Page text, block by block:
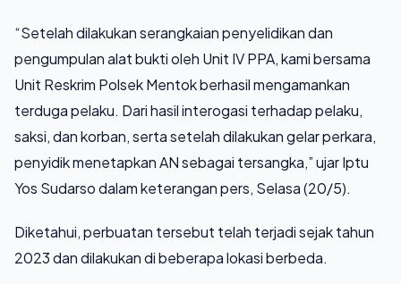
“Setelah dilakukan serangkaian penyelidikan dan
pengumpulan alat bukti oleh Unit IV PPA, kami bersama
Unit Reskrim Polsek Mentok berhasil mengamankan
terduga pelaku. Dari hasil interogasi terhadap pelaku,
saksi, dan korban, serta setelah dilakukan gelar perkara,
penyidik menetapkan AN sebagai tersangka,” ujar Iptu
Yos Sudarso dalam keterangan pers, Selasa (20/5).
Diketahui, perbuatan tersebut telah terjadi sejak tahun
2023 dan dilakukan di beberapa lokasi berbeda.